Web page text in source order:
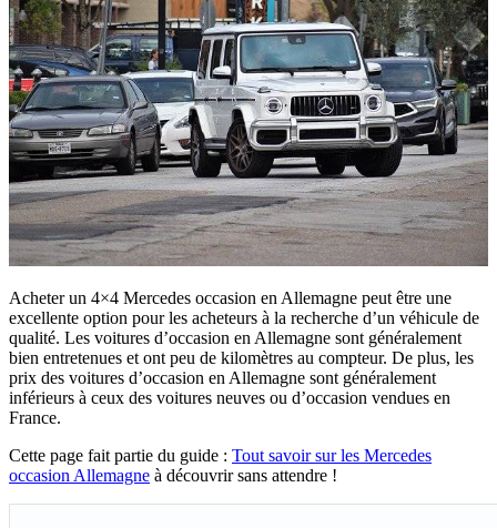
Acheter un 4×4 Mercedes occasion en Allemagne peut être une
excellente option pour les acheteurs à la recherche d’un véhicule de
qualité. Les voitures d’occasion en Allemagne sont généralement
bien entretenues et ont peu de kilomètres au compteur. De plus, les
prix des voitures d’occasion en Allemagne sont généralement
inférieurs à ceux des voitures neuves ou d’occasion vendues en
France.
Cette page fait partie du guide : Tout savoir sur les Mercedes
occasion Allemagne à découvrir sans attendre !